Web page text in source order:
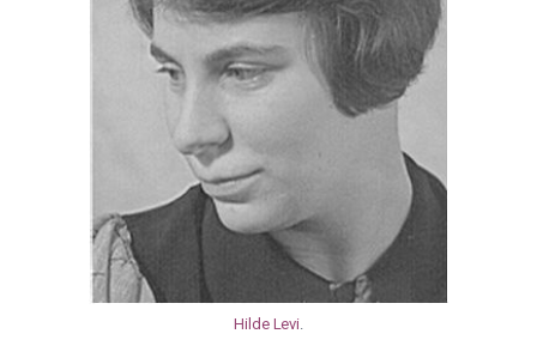
Hilde Levi.